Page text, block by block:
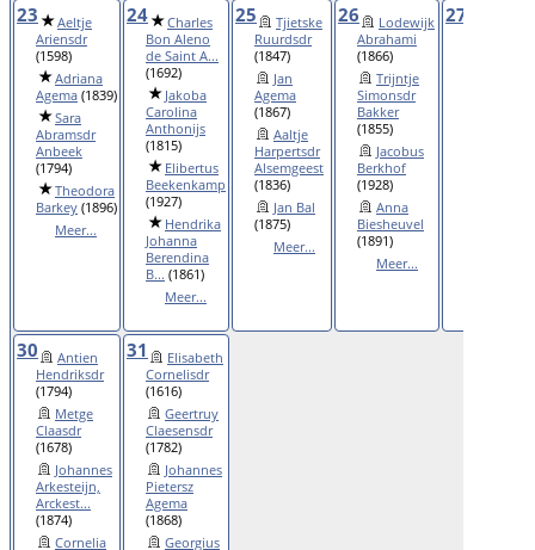
23
Aeltje
Ariensdr
(1598)
Adriana
Agema (1839)
Sara
Abramsdr
Anbeek
(1794)
Theodora
Barkey (1896)
Meer...
24
Charles
Bon Aleno
de Saint A...
(1692)
Jakoba
Carolina
Anthonijs
(1815)
Elibertus
Beekenkamp
(1927)
Hendrika
Johanna
Berendina
B... (1861)
Meer...
25
Tjietske
Ruurdsdr
(1847)
Jan
Agema
(1867)
Aaltje
Harpertsdr
Alsemgeest
(1836)
Jan Bal
(1875)
Meer...
26
Lodewijk
Abrahami
(1866)
Trijntje
Simonsdr
Bakker
(1855)
Jacobus
Berkhof
(1928)
Anna
Biesheuvel
(1891)
Meer...
27
30
Antien
Hendriksdr
(1794)
Metge
Claasdr
(1678)
Johannes
Arkesteijn,
Arckest...
(1874)
Cornelia
31
Elisabeth
Cornelisdr
(1616)
Geertruy
Claesensdr
(1782)
Johannes
Pietersz
Agema
(1868)
Georgius